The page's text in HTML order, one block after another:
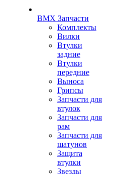
BMX Запчасти
Комплекты
Вилки
Втулки
задние
Втулки
передние
Выноса
Грипсы
Запчасти для
втулок
Запчасти для
рам
Запчасти для
шатунов
Защита
втулки
Звезды